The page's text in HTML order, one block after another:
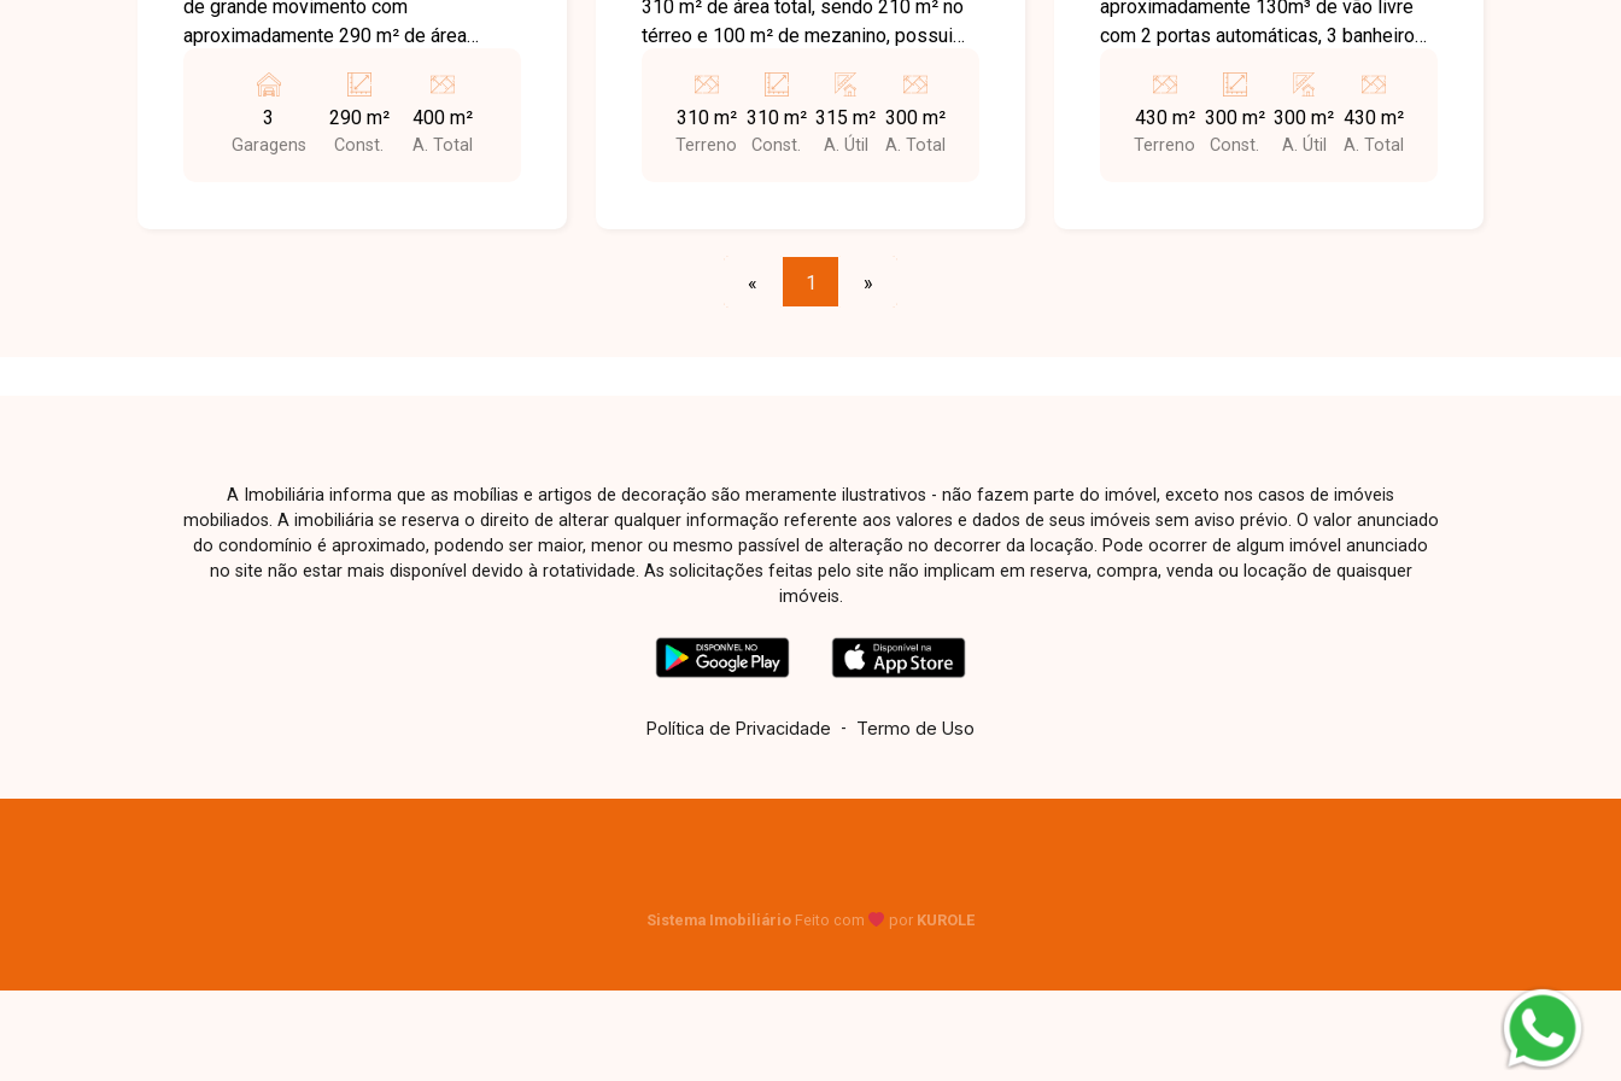
seu negócio em uma localização
privilegiada. Entre em contato e agende
uma visita para conhecer todo o
potencial deste imóvel!
de grande movimento com
aproximadamente 290 m² de área
escritório, 03 salas, 02 banheiros, copa,
quintal e estacionamento frontal com
03 vagas.
3
Garagens
290 m²
Const.
400 m²
A. Total
310 m² de área total, sendo 210 m² no
térreo e 100 m² de mezanino, possui
estacionamento.
310 m²
Terreno
310 m²
Const.
315 m²
A. Útil
300 m²
A. Total
aproximadamente 130m³ de vão livre
com 2 portas automáticas, 3 banheiros
piso usinado.
430 m²
Terreno
300 m²
Const.
300 m²
A. Útil
430 m²
A. Total
« 1 »
A Imobiliária informa que as mobílias e artigos de decoração são meramente ilustrativos - não fazem parte do imóvel, exceto nos casos de imóveis
mobiliados. A imobiliária se reserva o direito de alterar qualquer informação referente aos valores e dados de seus imóveis sem aviso prévio. O valor anunciado
do condomínio é aproximado, podendo ser maior, menor ou mesmo passível de alteração no decorrer da locação. Pode ocorrer de algum imóvel anunciado
no site não estar mais disponível devido à rotatividade. As solicitações feitas pelo site não implicam em reserva, compra, venda ou locação de quaisquer
imóveis.
Política de Privacidade - Termo de Uso
Sistema Imobiliário Feito com por KUROLE